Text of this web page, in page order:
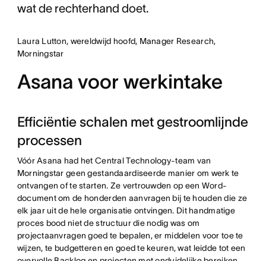
wat de rechterhand doet.
Laura Lutton, wereldwijd hoofd, Manager Research,
Morningstar
Asana voor werkintake
Efficiëntie schalen met gestroomlijnde
processen
Vóór Asana had het Central Technology-team van
Morningstar geen gestandaardiseerde manier om werk te
ontvangen of te starten. Ze vertrouwden op een Word-
document om de honderden aanvragen bij te houden die ze
elk jaar uit de hele organisatie ontvingen. Dit handmatige
proces bood niet de structuur die nodig was om
projectaanvragen goed te bepalen, er middelen voor toe te
wijzen, te budgetteren en goed te keuren, wat leidde tot een